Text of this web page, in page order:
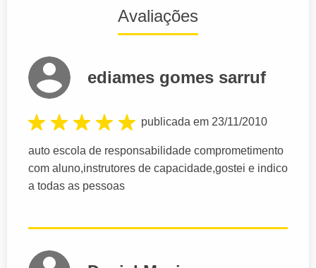
Avaliações
ediames gomes sarruf
publicada em 23/11/2010
auto escola de responsabilidade comprometimento
com aluno,instrutores de capacidade,gostei e indico
a todas as pessoas